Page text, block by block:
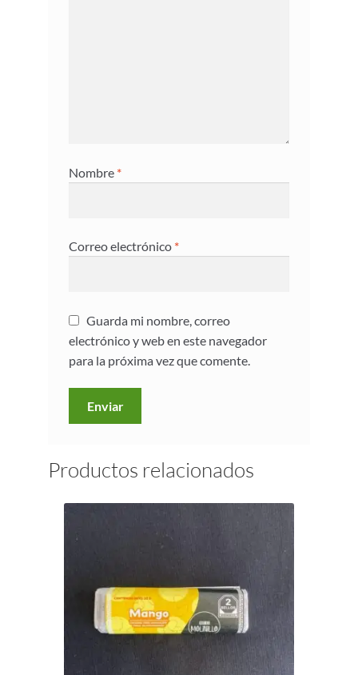
Nombre *
Correo electrónico *
Guarda mi nombre, correo
electrónico y web en este navegador
para la próxima vez que comente.
Productos relacionados